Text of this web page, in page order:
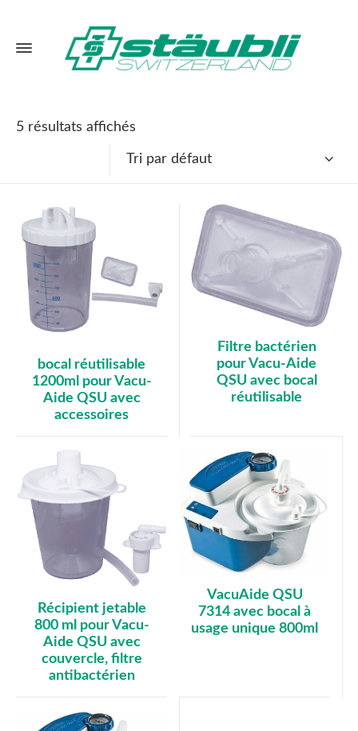
5 résultats affichés
Tri par défaut
bocal réutilisable
1200ml pour Vacu-
Aide QSU avec
accessoires
Filtre bactérien
pour Vacu-Aide
QSU avec bocal
réutilisable
Récipient jetable
800 ml pour Vacu-
Aide QSU avec
couvercle, filtre
antibactérien
VacuAide QSU
7314 avec bocal à
usage unique 800ml